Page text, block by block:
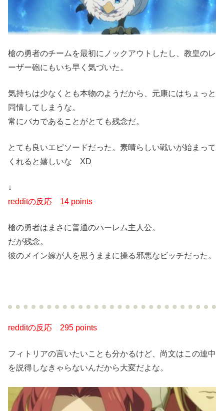
槍の勇者のチームを最初にノックアウトしたし、教皇のレ
ーザー砲にもいち早く気づいた。
気持ちは少なくとも本物のようだから、元康にはちょっと
同情してしまうな。
常にバカであることがとても残念だ。
とても良いエピソードだった。素晴らしい戦いが始まって
くれると嬉しいな XD
↓
redditの反応 14 points
槍の勇者はまさに普通のハーレム主人公。
だが残念。
彼のメイン嫁が人を思うままに操る邪悪なビッチだった。
redditの反応 295 points
フィトリアの言いたいことも分かるけど、尚文はこの連中
を説得しなきゃらないんだから大変だよな。